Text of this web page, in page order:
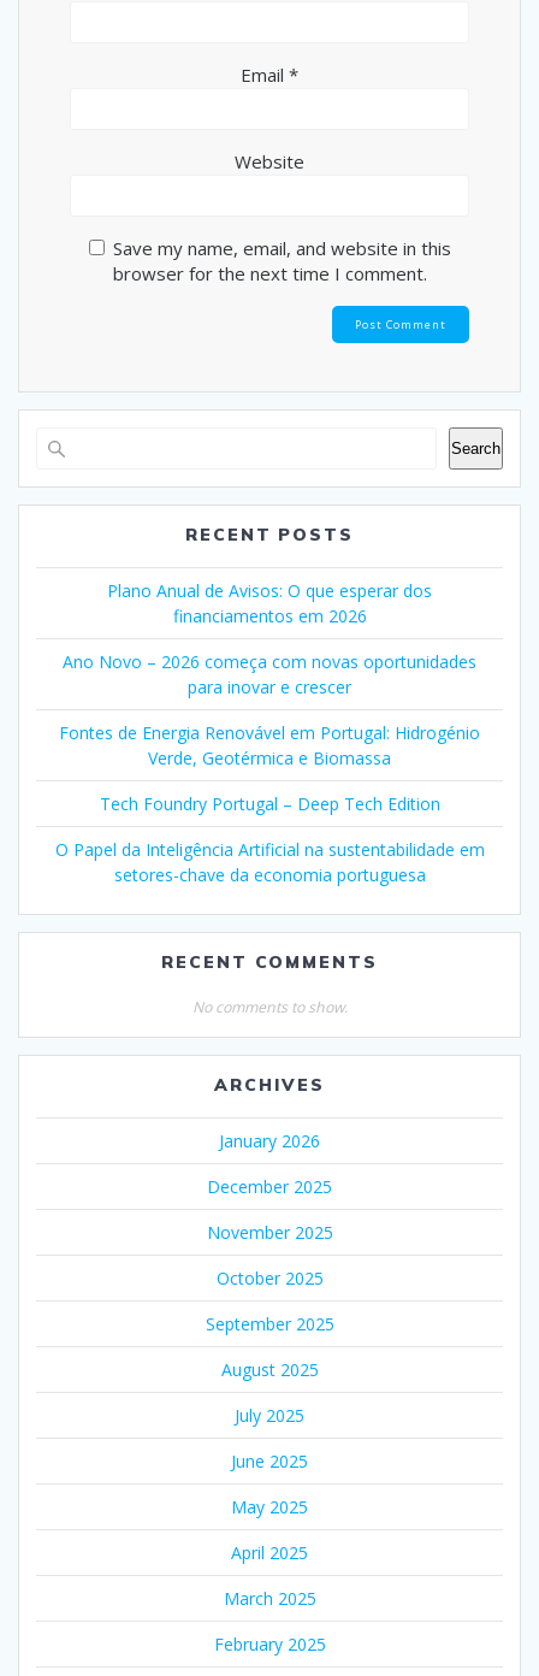
Email *
Website
Save my name, email, and website in this
browser for the next time I comment.
Search
RECENT POSTS
Plano Anual de Avisos: O que esperar dos
financiamentos em 2026
Ano Novo – 2026 começa com novas oportunidades
para inovar e crescer
Fontes de Energia Renovável em Portugal: Hidrogénio
Verde, Geotérmica e Biomassa
Tech Foundry Portugal – Deep Tech Edition
O Papel da Inteligência Artificial na sustentabilidade em
setores-chave da economia portuguesa
RECENT COMMENTS
No comments to show.
ARCHIVES
January 2026
December 2025
November 2025
October 2025
September 2025
August 2025
July 2025
June 2025
May 2025
April 2025
March 2025
February 2025